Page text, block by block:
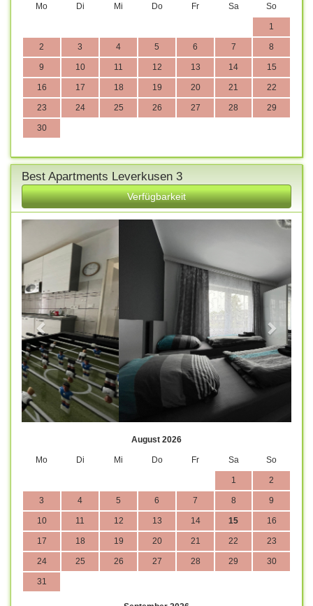
Mo Di Mi Do Fr Sa So
1
2 3 4 5 6 7 8
9 10 11 12 13 14 15
16 17 18 19 20 21 22
23 24 25 26 27 28 29
30
Best Apartments Leverkusen 3
Verfügbarkeit
Next
August 2026
Mo Di Mi Do Fr Sa So
1 2
3 4 5 6 7 8 9
10 11 12 13 14 15 16
17 18 19 20 21 22 23
24 25 26 27 28 29 30
31